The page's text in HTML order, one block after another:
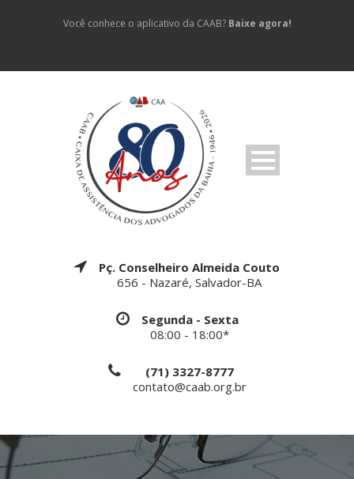
Você conhece o aplicativo da CAAB? Baixe agora!
Pç. Conselheiro Almeida Couto
656 - Nazaré, Salvador-BA
Segunda - Sexta
08:00 - 18:00*
(71) 3327-8777
contato@caab.org.br